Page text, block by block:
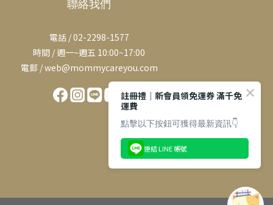
聯絡我們
電話 / 02-2298-1577
時間 / 週一~週五 10:00~17:00
電郵 / web@mommycareyou.com
註冊禮｜新會員領免運券 滿千免
運費
點擊以下按鈕可獲得最新資訊👇
連結 LINE 帳號